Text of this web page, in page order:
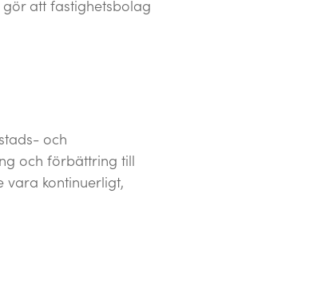
att fastighetsbolag
och
och förbättring till
vara kontinuerligt,